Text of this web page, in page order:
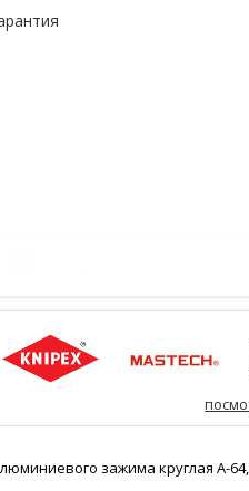
зажима круглая А-